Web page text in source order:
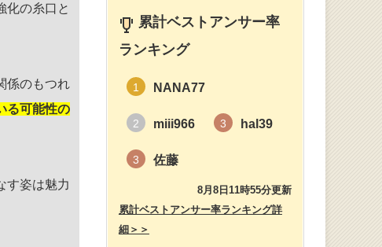
化の糸口と
係のもつれ
る可能性の
す姿は魅力
累計ベストアンサー率
ランキング
1 NANA77
2 miii966 3 hal39
3 佐藤
8月8日11時55分更新
累計ベストアンサー率ランキング詳
細＞＞